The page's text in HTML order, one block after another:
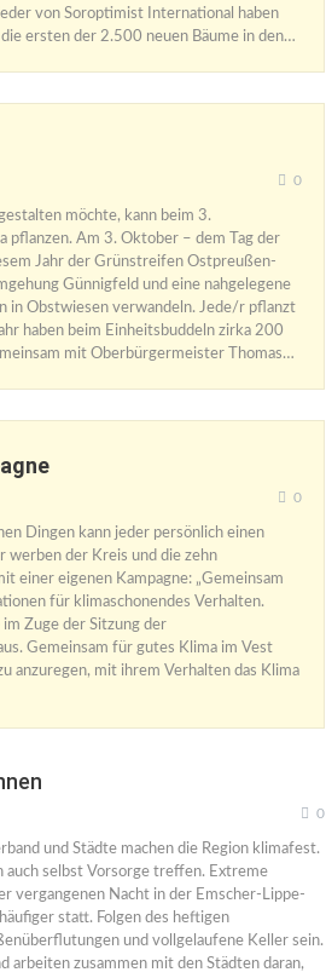
von Soroptimist International haben
ersten der 2.500 neuen Bäume in den…
0
möchte, kann beim 3.
pflanzen. Am 3. Oktober – dem Tag der
Jahr der Grünstreifen Ostpreußen-
Günnigfeld und eine nahgelegene
in Obstwiesen verwandeln. Jede/r pflanzt
haben beim Einheitsbuddeln zirka 200
mit Oberbürgermeister Thomas…
0
Dingen kann jeder persönlich einen
werben der Kreis und die zehn
einer eigenen Kampagne: „Gemeinsam
für klimaschonendes Verhalten.
Zuge der Sitzung der
Gemeinsam für gutes Klima im Vest
anzuregen, mit ihrem Verhalten das Klima
0
und Städte machen die Region klimafest.
auch selbst Vorsorge treffen. Extreme
vergangenen Nacht in der Emscher-Lippe-
statt. Folgen des heftigen
und vollgelaufene Keller sein.
arbeiten zusammen mit den Städten daran,